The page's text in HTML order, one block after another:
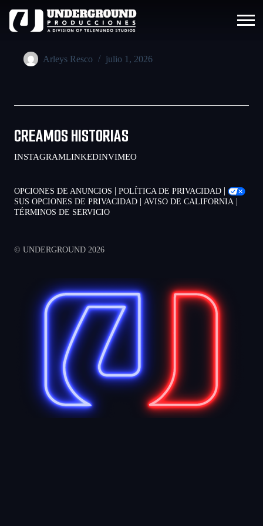
Arleys Resco julio 1, 2026
CREAMOS HISTORIAS
INSTAGRAMLINKEDINVIMEO
OPCIONES DE ANUNCIOS | POLÍTICA DE PRIVACIDAD |
SUS OPCIONES DE PRIVACIDAD | AVISO DE CALIFORNIA |
TÉRMINOS DE SERVICIO
© UNDERGROUND 2026